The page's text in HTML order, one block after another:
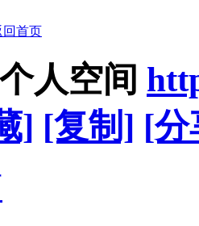
回首页
人空间
] [复制] [分